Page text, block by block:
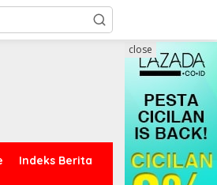
Indeks Berita
close